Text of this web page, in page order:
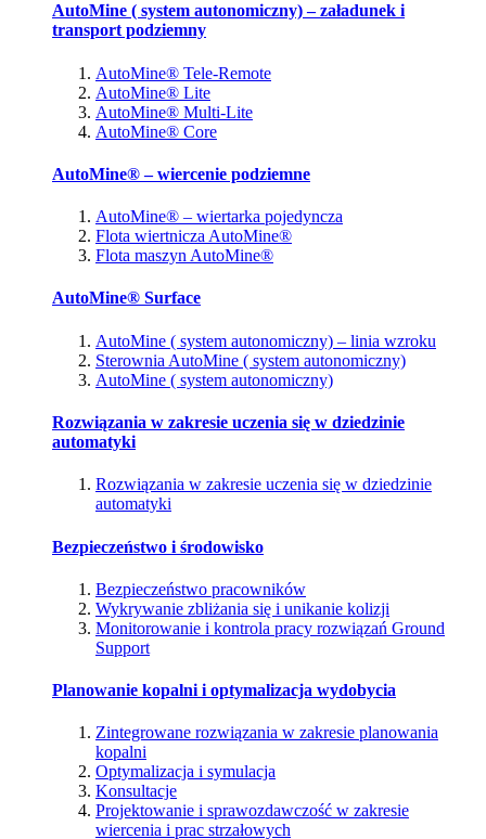
AutoMine ( system autonomiczny) – załadunek i
transport podziemny
AutoMine® Tele-Remote
AutoMine® Lite
AutoMine® Multi-Lite
AutoMine® Core
AutoMine® – wiercenie podziemne
AutoMine® – wiertarka pojedyncza
Flota wiertnicza AutoMine®
Flota maszyn AutoMine®
AutoMine® Surface
AutoMine ( system autonomiczny) – linia wzroku
Sterownia AutoMine ( system autonomiczny)
AutoMine ( system autonomiczny)
Rozwiązania w zakresie uczenia się w dziedzinie
automatyki
Rozwiązania w zakresie uczenia się w dziedzinie
automatyki
Bezpieczeństwo i środowisko
Bezpieczeństwo pracowników
Wykrywanie zbliżania się i unikanie kolizji
Monitorowanie i kontrola pracy rozwiązań Ground
Support
Planowanie kopalni i optymalizacja wydobycia
Zintegrowane rozwiązania w zakresie planowania
kopalni
Optymalizacja i symulacja
Konsultacje
Projektowanie i sprawozdawczość w zakresie
wiercenia i prac strzałowych